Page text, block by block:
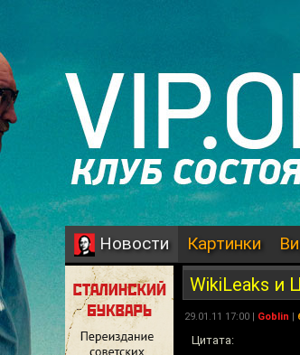
Новости Картинки
WikiLeaks и
29.01.11 17:00 | Goblin |
Цитата: